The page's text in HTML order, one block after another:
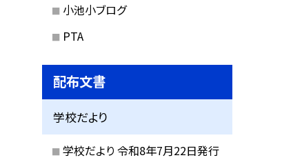
小池小ブログ
PTA
配布文書
学校だより
学校だより 令和8年7月22日発行